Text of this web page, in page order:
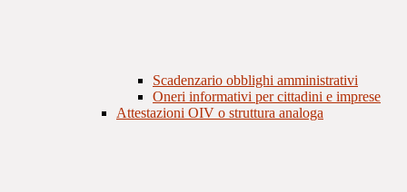
Scadenzario obblighi amministrativi
Oneri informativi per cittadini e imprese
Attestazioni OIV o struttura analoga